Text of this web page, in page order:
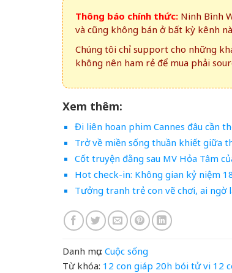
Thông báo chính thức: Ninh Bình
và cũng không bán ở bất kỳ kênh
Chúng tôi chỉ support cho những
không nên ham rẻ để mua phải
Xem thêm:
Đi liên hoan phim Cannes đâu cần
Trở về miền sống thuần khiết giữa
Cốt truyện đằng sau MV Hỏa Tâm
Hot check-in: Không gian kỷ niệm
Tưởng tranh trẻ con vẽ chơi, ai ngờ
Danh mục: Cuộc sống
Từ khóa: 12 con giáp 20h bói tử vi 12